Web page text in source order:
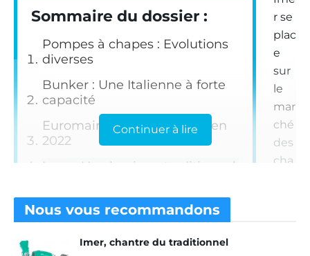
Sommaire du dossier :
Pompes à chapes : Evolutions
diverses
Bunker : Une Italienne à forte
capacité
Euromair : Deux actualités en
2022
Imer : Un classique traditionnel
pistonner l’innovation
63 A
r se
plac
e
sur
le
mar
ché
des
cha
Continuer à lire
Nous vous recommandons
Imer, chantre du traditionnel